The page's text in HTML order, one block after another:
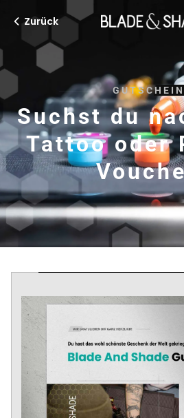
Zurück
GUTSCHEIN
Suchst du
Tattoooder